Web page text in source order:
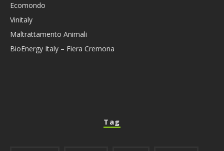
Ecomondo
Vinitaly
Maltrattamento Animali
BioEnergy Italy – Fiera Cremona
Tag